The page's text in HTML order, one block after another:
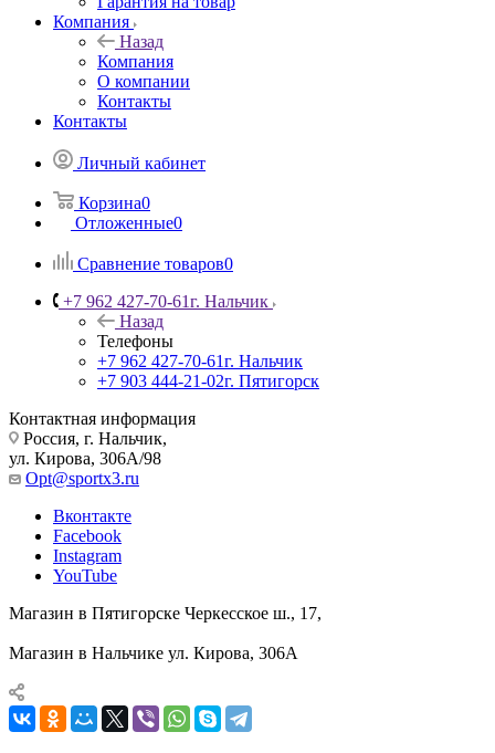
Компания
Назад
Компания
О компании
Контакты
Контакты
Личный кабинет
Корзина0
Отложенные0
Сравнение товаров0
+7 962 427-70-61г. Нальчик
Назад
Телефоны
+7 962 427-70-61г. Нальчик
+7 903 444-21-02г. Пятигорск
Контактная информация
Россия, г. Нальчик,
ул. Кирова, 306А/98
Opt@sportx3.ru
Вконтакте
Facebook
Instagram
YouTube
Магазин в Пятигорске Черкесское ш., 17,
Магазин в Нальчике ул. Кирова, 306А